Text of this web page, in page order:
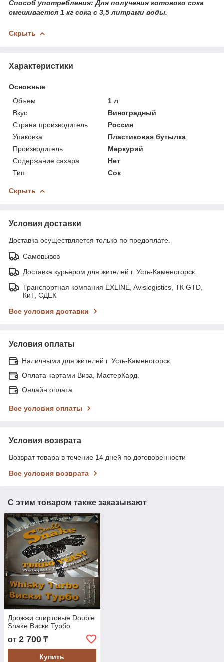
Способ употребления: Для получения готового сока
смешивается 1 кг сока с 3,5 литрами воды.
Скрыть
Характеристики
Основные
Объем
1 л
Вкус
Виноградный
Страна производитель
Россия
Упаковка
Пластиковая бутылка
Производитель
Меркурий
Содержание сахара
Нет
Тип
Сок
Скрыть
Условия доставки
Доставка осуществляется только по предоплате.
Самовывоз
Доставка курьером для жителей г. Усть-Каменогорск.
Транспортная компания EXLINE, Avislogistics, ТК GTD,
КиТ, СДЕК
Все условия доставки
Условия оплаты
Наличными для жителей г. Усть-Каменогорск.
Оплата картами Виза, МастерКард.
Онлайн оплата
Все условия оплаты
Условия возврата
Возврат товара в течение 14 дней по договоренности
Все условия возврата
С этим товаром также заказывают
Дрожжи спиртовые Double
Snake Виски Турбо
от 2 700 ₸
Купить